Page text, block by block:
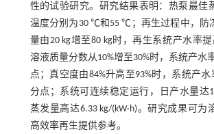
性的试验研究。研究结果表明：热泵最佳
温度分别为30 ℃和55 ℃；再生过程中，防
量由20 kg增至80 kg时，再生系统产水率提
溶液质量分数从10%增至30%时，系统产水
点；真空度由84%升高至93%时，系统产水
分点；系统可连续稳定运行，日产水量达
蒸发量高达6.33 kg/(kW·h)。研究成果可为
高效率再生提供参考。